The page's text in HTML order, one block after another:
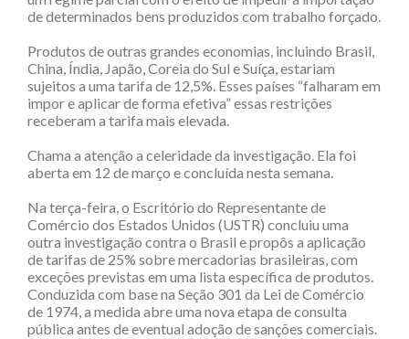
de determinados bens produzidos com trabalho forçado.
Produtos de outras grandes economias, incluindo Brasil,
China, Índia, Japão, Coreia do Sul e Suíça, estariam
sujeitos a uma tarifa de 12,5%. Esses países “falharam em
impor e aplicar de forma efetiva” essas restrições
receberam a tarifa mais elevada.
Chama a atenção a celeridade da investigação. Ela foi
aberta em 12 de março e concluída nesta semana.
Na terça-feira, o Escritório do Representante de
Comércio dos Estados Unidos (USTR) concluiu uma
outra investigação contra o Brasil e propôs a aplicação
de tarifas de 25% sobre mercadorias brasileiras, com
exceções previstas em uma lista específica de produtos.
Conduzida com base na Seção 301 da Lei de Comércio
de 1974, a medida abre uma nova etapa de consulta
pública antes de eventual adoção de sanções comerciais.